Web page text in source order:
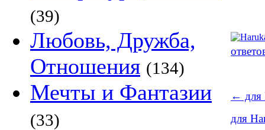
(39)
Любовь, Дружба,
Отношения (134)
Мечты и Фантазии
(33)
← для
для